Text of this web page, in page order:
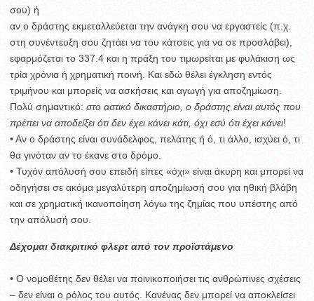
σου) ή
αν ο δράστης εκμεταλλεύεται την ανάγκη σου να εργαστείς (π.χ.
στη συνέντευξη σου ζητάει να του κάτσεις για να σε προσλάβει),
εφαρμόζεται το 337.4 και η πράξη του τιμωρείται με φυλάκιση ως
τρία χρόνια ή χρηματική ποινή. Και εδώ θέλει έγκληση εντός
τριμήνου και μπορείς να ασκήσεις και αγωγή για αποζημίωση.
Πολύ σημαντικό: στο αστικό δικαστήριο, ο δράστης είναι αυτός που
πρέπει να αποδείξει ότι δεν έχει κάνει κάτι, όχι εσύ ότι έχει κάνει!
• Αν ο δράστης είναι συνάδελφος, πελάτης ή ό, τι άλλο, ισχύει ό, τι
θα γινόταν αν το έκανε στο δρόμο.
• Τυχόν απόλυσή σου επειδή είπες «όχι» είναι άκυρη και μπορεί να
οδηγήσει σε ακόμα μεγαλύτερη αποζημίωσή σου για ηθική βλάβη
και σε χρηματική ικανοποίηση λόγω της ζημίας που υπέστης από
την απόλυσή σου.
Δέχομαι διακριτικό φλερτ από τον προϊστάμενο
• Ο νομοθέτης δεν θέλει να ποινικοποιήσει τις ανθρώπινες σχέσεις
– δεν είναι ο ρόλος του αυτός. Κανένας δεν μπορεί να αποκλείσει